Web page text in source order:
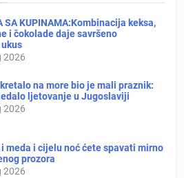
SA KUPINAMA:Kombinacija keksa,
i čokolade daje savršeno
2026
na more bio je mali praznik:
ljetovanje u Jugoslaviji
2026
meda i cijelu noć ćete spavati mirno
prozora
2026